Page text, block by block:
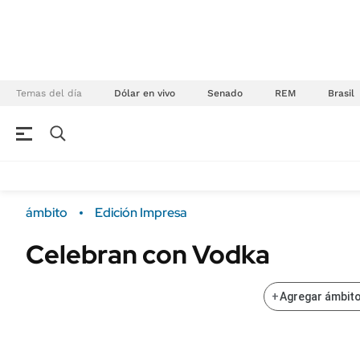
Temas del día Dólar en vivo Senado REM Brasil
Campo Sustentabilidad
ENERGY REPORT
ámbito Edición Impresa
Celebran con Vodka
+Agregar